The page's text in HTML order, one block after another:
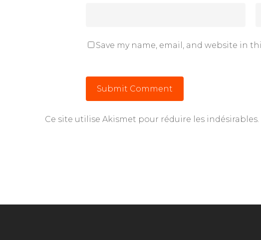
Save my name, email, and website in
Ce site utilise Akismet pour réduire les indésirables.